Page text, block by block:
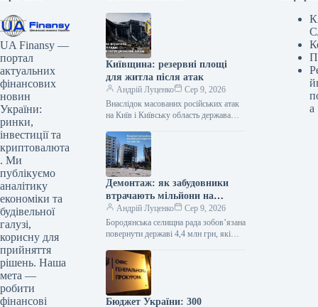
UA Finansy —
портал
актуальних
фінансових
новин
України:
ринки,
інвестиції та
криптовалюта
. Ми
публікуємо
аналітику
економіки та
будівельної
галузі,
корисну для
прийняття
рішень. Наша
мета —
робити
фінансові
Київщина: резервні площі
для житла після атак
Андрій Луценко
Сер 9, 2026
Внаслідок масованих російських атак
на Київ і Київську область держава
площ для компаній, які втратили
логістичні…
Демонтаж: як забудовники
втрачають мільйони на
Київщині
Андрій Луценко
Сер 9, 2026
Бородянська селищна рада зобов’язана
повернути державі 4,4 млн грн, які
багатоквартирного будинку,
зруйнованого внаслідок російських
обстрілів.…
Бюджет України: 300
а